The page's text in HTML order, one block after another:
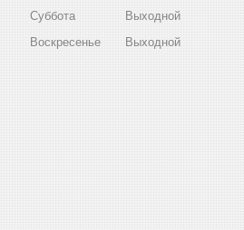
Суббота
Выходной
Воскресенье
Выходной